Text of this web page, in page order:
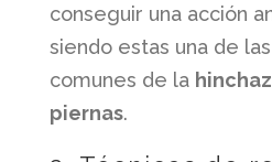
conseguir una acción
siendo estas una de
comunes de la
piernas.